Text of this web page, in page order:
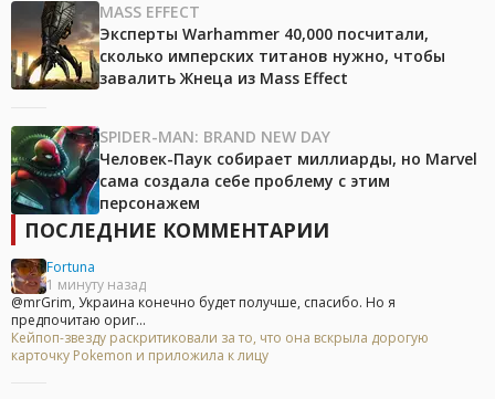
MASS EFFECT
Эксперты Warhammer 40,000 посчитали,
сколько имперских титанов нужно, чтобы
завалить Жнеца из Mass Effect
SPIDER-MAN: BRAND NEW DAY
Человек-Паук собирает миллиарды, но Marvel
сама создала себе проблему с этим
персонажем
ПОСЛЕДНИЕ КОММЕНТАРИИ
Fortuna
1 минуту назад
@mrGrim, Украина конечно будет получше, спасибо. Но я
предпочитаю ориг...
Кейпоп-звезду раскритиковали за то, что она вскрыла дорогую
карточку Pokemon и приложила к лицу